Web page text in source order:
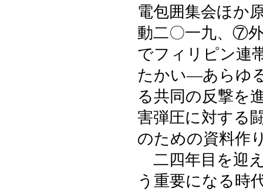
電包囲集会ほか
動二〇一九、⑦
でフィリピン連
たかい―あらゆ
る共同の反撃を
害弾圧に対する
のための資料作
二四年目を迎
う重要になる時